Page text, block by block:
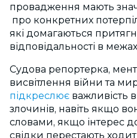
провадження мають
про конкретних
які домагаються
відповідальності в
Судова репортерка,
висвітлення війни та
підкреслює важливість
злочинів, навіть якщо
словами, якщо інтерес
свідки перестають